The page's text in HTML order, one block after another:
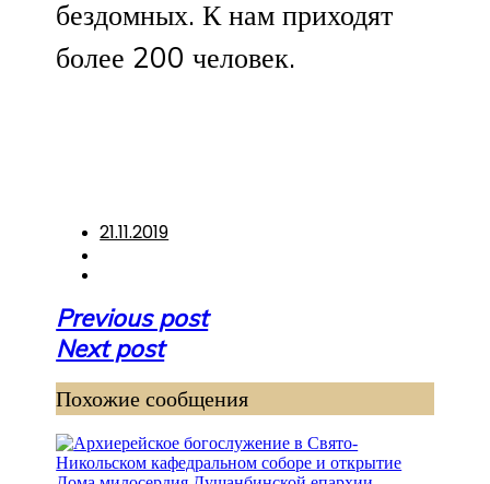
бездомных. К нам приходят
более 200 человек.
21.11.2019
Навигация
по
записям
Previous post
Next post
Похожие сообщения